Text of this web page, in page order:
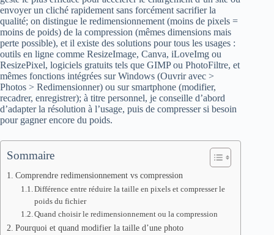
envoyer un cliché rapidement sans forcément sacrifier la
qualité; on distingue le redimensionnement (moins de pixels =
moins de poids) de la compression (mêmes dimensions mais
perte possible), et il existe des solutions pour tous les usages :
outils en ligne comme ResizeImage, Canva, iLoveImg ou
ResizePixel, logiciels gratuits tels que GIMP ou PhotoFiltre, et
mêmes fonctions intégrées sur Windows (Ouvrir avec >
Photos > Redimensionner) ou sur smartphone (modifier,
recadrer, enregistrer); à titre personnel, je conseille d’abord
d’adapter la résolution à l’usage, puis de compresser si besoin
pour gagner encore du poids.
Sommaire
Comprendre redimensionnement vs compression
Différence entre réduire la taille en pixels et compresser le
poids du fichier
Quand choisir le redimensionnement ou la compression
Pourquoi et quand modifier la taille d’une photo